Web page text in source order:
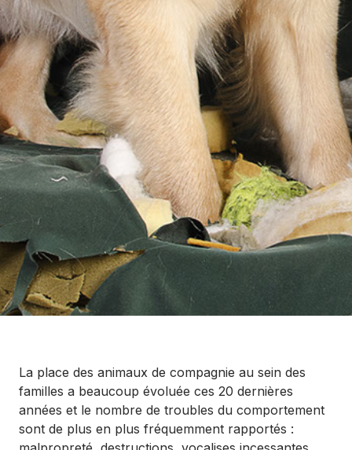
La place des animaux de compagnie au sein des
familles a beaucoup évoluée ces 20 dernières
années et le nombre de troubles du comportement
sont de plus en plus fréquemment rapportés :